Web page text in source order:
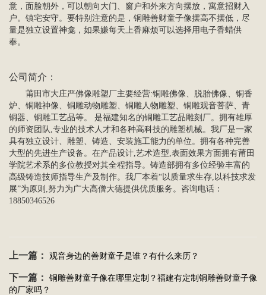
意，面脸朝外，可以朝向大门、窗户和外来方向摆放，寓意招财入
户。镇宅安守。要特别注意的是，铜雕善财童子像摆高不摆低，尽
量是独立设置神龛，如果嫌每天上香麻烦可以选择用电子香蜡供
奉。
公司简介 ：
莆田市大庄严佛像雕塑厂主要经营:铜雕佛像 、脱胎佛像、铜香
炉、铜雕神像、铜雕动物雕塑、铜雕 人物雕塑 铜雕观音菩萨 、青
铜器、 铜雕工艺品等。 是福建知名的铜雕工艺品雕刻厂。拥有雄厚
的师资团队,专业的技术人才和各种高科技的雕塑机械。我厂是一家
具有独立设计、雕塑、铸造、安装施工能力的单位。拥有各种完善
大型的先进生产设备。在产品设计,艺术造型,表面效果方面拥有莆田
学院艺术系的多位教授对其全程指导。铸造部拥有多位经验丰富的
高级铸造技师指导生产及制作。我厂本着“以质量求生存,以科技求发
展”为原则,努力为广大高僧大德提供优质服务。咨询电话：
18850346526
上一篇： 观音身边的善财童子是谁？有什么来历？
下一篇：
铜雕善财童子像在哪里定制？福建有定制铜雕善财童子像
的厂家吗？